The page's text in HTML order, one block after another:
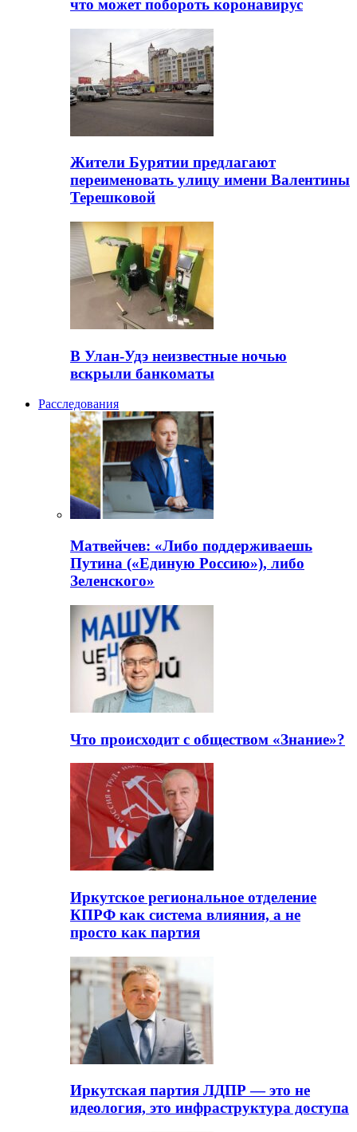
что может побороть коронавирус
Жители Бурятии предлагают
переименовать улицу имени Валентины
Терешковой
В Улан-Удэ неизвестные ночью
вскрыли банкоматы
Расследования
Матвейчев: «Либо поддерживаешь
Путина («Единую Россию»), либо
Зеленского»
Что происходит с обществом «Знание»?
Иркутское региональное отделение
КПРФ как система влияния, а не
просто как партия
Иркутская партия ЛДПР — это не
идеология, это инфраструктура доступа